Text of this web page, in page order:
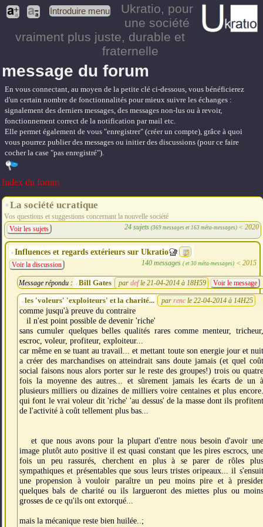
Introduire menu Ukratio, pour
une société
vraiment plus juste, durable et
fraternelle
message du forum
En vous connectant, au moyen de la petite clé ci-dessous, vous bénéficierez
d'un certain nombre de fonctionnalités pour mieux suivre les échanges :
signalement des derniers messages, des messages non-lus ou à revoir,
fonctionnement correct de la notification par mail etc.
Elle permet également de vous "enregistrer" (créer un compte), grâce à quoi
vous pourrez publier des messages ou initier des discussions (pour ce faire
cocher la case "pas enregistré").
Index du forum
La société ucratique
Vos questions et suggestions concernant la nouvelle société
24 sujets (369 messages et 163 méta-messages) < 2020
Voir les sujets
Influences et regards extérieurs sur Ukratio
140 messages ( et 30 méta-messages)< 2015
Voir la discussion
Message répondu : Bill Gates par def le 21-04-2014 à 18H59 Voir le message
les 'voleurs' 'exploiteurs' et la charité... par renc le 22-04-2014 à 14H25
comme jusqu'à preuve du contraire
il n'est point possible de devenir 'riche'
sans cumuler quelques belles qualités rares comme menteur, tricheur,
escroc, voleur, profiteur, exploiteur...
car même en se tuant au travail... et mettant toute son energie jour et nuit
a créer des marchandises on atteindrait sans doute jamais (et quel coût
social faisons nous alors porter sur le reste des groupes!) trois ou quatre
fois la moyenne des autres... et sûrement jamais les écarts de un à
plusieurs milliers ou dizaines de milliers voire centaines et plus encore.
qui font le vrai voleur dit 'riche' 'au dessus' de la masse dont ils profitent
de l'activité à coût tellement plus bas...
et que nous avons pour la plupart d'entre nous besoin d'avoir une
image plutôt auto positive il est quasi constant que les pires escrocs, une
fois un peu rassurés, cherchent en plus à se parer de rôles plus
sympathiques et présentables que sous leurs tristes oripeaux... il s'ensuit
une propension à vouloir paraître un peu moins pire et à presider
quelques bals de charité ou ils largueront des miettes plus ou moins
grosses de ce qu'ils ont extorqué...
mais la mécanique reste bien huilée..;